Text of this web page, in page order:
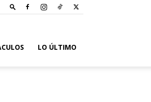
LO ÚLTIMO